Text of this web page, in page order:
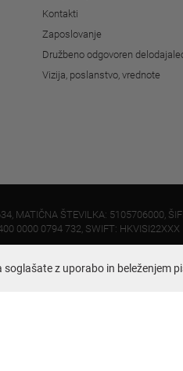
Kontakti
Zaposlovanje
Družbeno odgovoren
Vizija, poslanstvo, vrednote
MATIČNA ŠTEVILKA: 5105706000,
0000 0794 732, SWIFT: HKVISI22XXX
01 51 95 030 (uprava)
z uporabo in beleženjem